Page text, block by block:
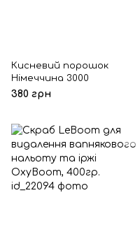
Кисневий порошок
Німеччина 3000
380 грн